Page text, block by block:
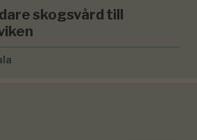
skogsvård till